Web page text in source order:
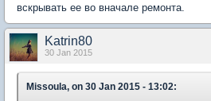
вскрывать ее во вначале ремонта.
Katrin80
30 Jan 2015
Missoula, on 30 Jan 2015 - 13:02: